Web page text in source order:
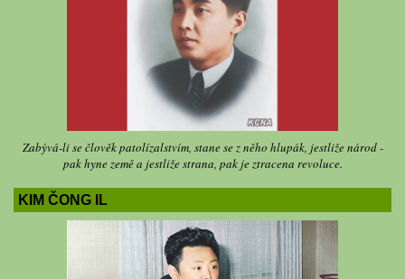
Zabývá-li se člověk patolízalstvím, stane se z něho hlupák, jestliže národ -
pak hyne země a jestliže strana, pak je ztracena revoluce.
KIM ČONG IL